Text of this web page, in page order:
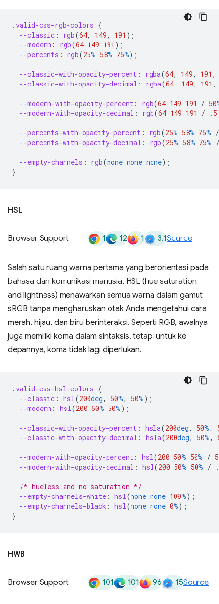
.valid-css-rgb-colors {
--classic : rgb(64, 149, 191 );
--modern : rgb(64 149 191 );
--percents : rgb(25% 58% 75%);
--classic-with-opacity-percent : rgba(64, 149, 191 ,
--classic-with-opacity-decimal : rgba(64, 149, 191 ,
--modern-with-opacity-percent : rgb(64 149 191 / 50
--modern-with-opacity-decimal : rgb(64 149 191 / .5
--percents-with-opacity-percent : rgb(25% 58% 75% /
--percents-with-opacity-decimal : rgb(25% 58% 75% /
--empty-channels : rgb(none none none);
}
HSL
Browser Support 1 12 1 3.1Source
Salah satu ruang warna pertama yang berorientasi pada
bahasa dan komunikasi manusia, HSL (hue saturation
and lightness) menawarkan semua warna dalam gamut
sRGB tanpa mengharuskan otak Anda mengetahui cara
merah, hijau, dan biru berinteraksi. Seperti RGB, awalnya
juga memiliki koma dalam sintaksis, tetapi untuk ke
depannya, koma tidak lagi diperlukan.
.valid-css-hsl-colors {
--classic : hsl(200deg, 50%, 50%);
--modern : hsl(200 50% 50%);
--classic-with-opacity-percent : hsla(200deg, 50%,
--classic-with-opacity-decimal : hsla(200deg, 50%,
--modern-with-opacity-percent : hsl(200 50% 50% /
--modern-with-opacity-decimal : hsl(200 50% 50% /
/* hueless and no saturation */
--empty-channels-white : hsl(none none 100%);
--empty-channels-black : hsl(none none 0%);
}
HWB
Browser Support 101 101 96 15Source